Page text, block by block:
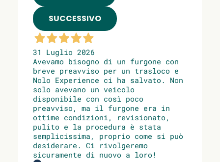
SUCCESSIVO
31 Luglio 2026
Avevamo bisogno di un furgone con
breve preavviso per un trasloco e
Nolo Experience ci ha salvato. Non
solo avevano un veicolo
disponibile con così poco
preavviso, ma il furgone era in
ottime condizioni, revisionato,
pulito e la procedura è stata
semplicissima, proprio come si può
desiderare. Ci rivolgeremo
sicuramente di nuovo a loro!